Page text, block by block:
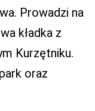
Prowadzi na
kładka z
Kurzętniku.
oraz